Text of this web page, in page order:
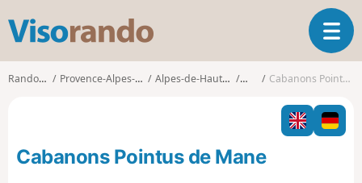
s
o
o
O
u
v
i
r
l
Randonnées Provence-Alpes-Côte d'Azur Alpes-de-Haute-Provence ManeCabanons Pointus de Mane
Cabanons Pointus de Mane